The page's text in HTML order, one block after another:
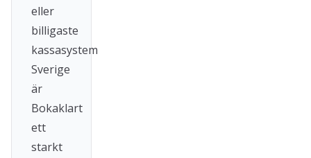
eller
billigaste
kassasystem
Sverige
är
Bokaklart
ett
starkt